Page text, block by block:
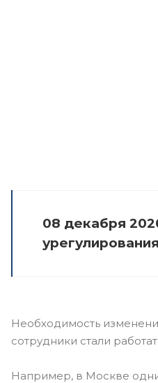
08 декабря
Необходимость
сотрудники стали
Например, в Москве